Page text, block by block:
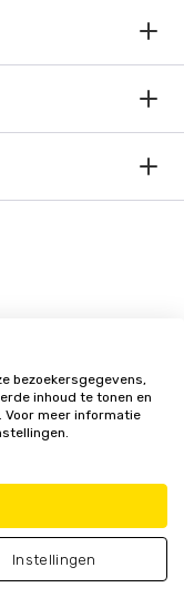
Update cookie
voorkeuren
BTW
bezoekersgegevens,
inhoud te tonen en
Voor meer informatie
Instellingen